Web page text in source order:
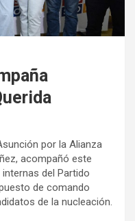
por la Alianza
acompañó este
del Partido
de comando
de la nucleación.